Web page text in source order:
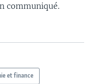
communiqué.
et finance